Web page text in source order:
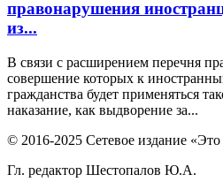
правонарушения
из...
В связи с расширением перечня
совершение которых к
гражданства будет применяться
наказание, как выдворение за...
© 2016-2025 Сетевое издание
Гл. редактор Шестопалов Ю.А.